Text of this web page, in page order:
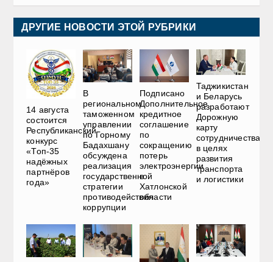
ДРУГИЕ НОВОСТИ ЭТОЙ РУБРИКИ
14 августа
состоится
Республиканский
конкурс
«Топ-35
надёжных
партнёров
года»
В
региональном
таможенном
управлении
по Горному
Бадахшану
обсуждена
реализация
государственной
стратегии
противодействия
коррупции
Подписано
Дополнительное
кредитное
соглашение
по
сокращению
потерь
электроэнергии
в
Хатлонской
области
Таджикистан
и Беларусь
разработают
Дорожную
карту
сотрудничества
в целях
развития
транспорта
и логистики